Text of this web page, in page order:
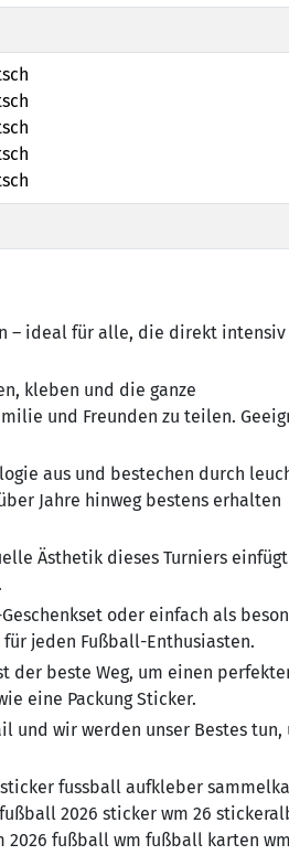
– ideal für alle, die direkt intensiv
kleben und die ganze
und Freunden zu teilen.
aus und bestechen durch
Jahre hinweg bestens erhalten
Ästhetik dieses Turniers einfügt
oder einfach als
jeden Fußball-Enthusiasten.
der beste Weg, um einen
eine Packung Sticker.
und wir werden unser Bestes tun,
fussball aufkleber
2026 sticker wm 26
fußball wm fußball karten